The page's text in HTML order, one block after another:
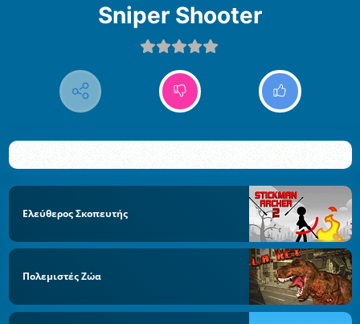
Sniper Shooter
Ελεύθερος Σκοπευτής
Πολεμιστές Ζώα